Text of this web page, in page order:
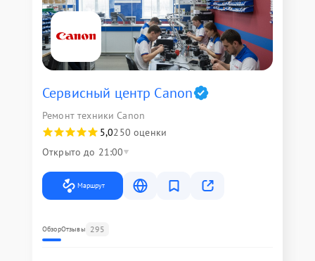
Сервисный центр Canon
Ремонт техники Canon
5,0250 оценки
Открыто до 21:00
Маршрут
ОбзорОтзывы 295